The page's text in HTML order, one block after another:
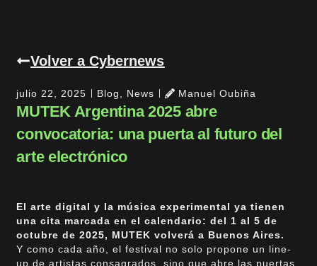
Volver a Cybernews
julio 22, 2025 Blog News Manuel Oubiña
MUTEK Argentina 2025 abre
convocatoria: una puerta al futuro del
arte electrónico
El arte digital y la música experimental ya tienen
una cita marcada en el calendario: del 1 al 5 de
octubre de 2025, MUTEK volverá a Buenos Aires.
Y como cada año, el festival no solo propone un line-
up de artistas consagrados, sino que abre las puertas